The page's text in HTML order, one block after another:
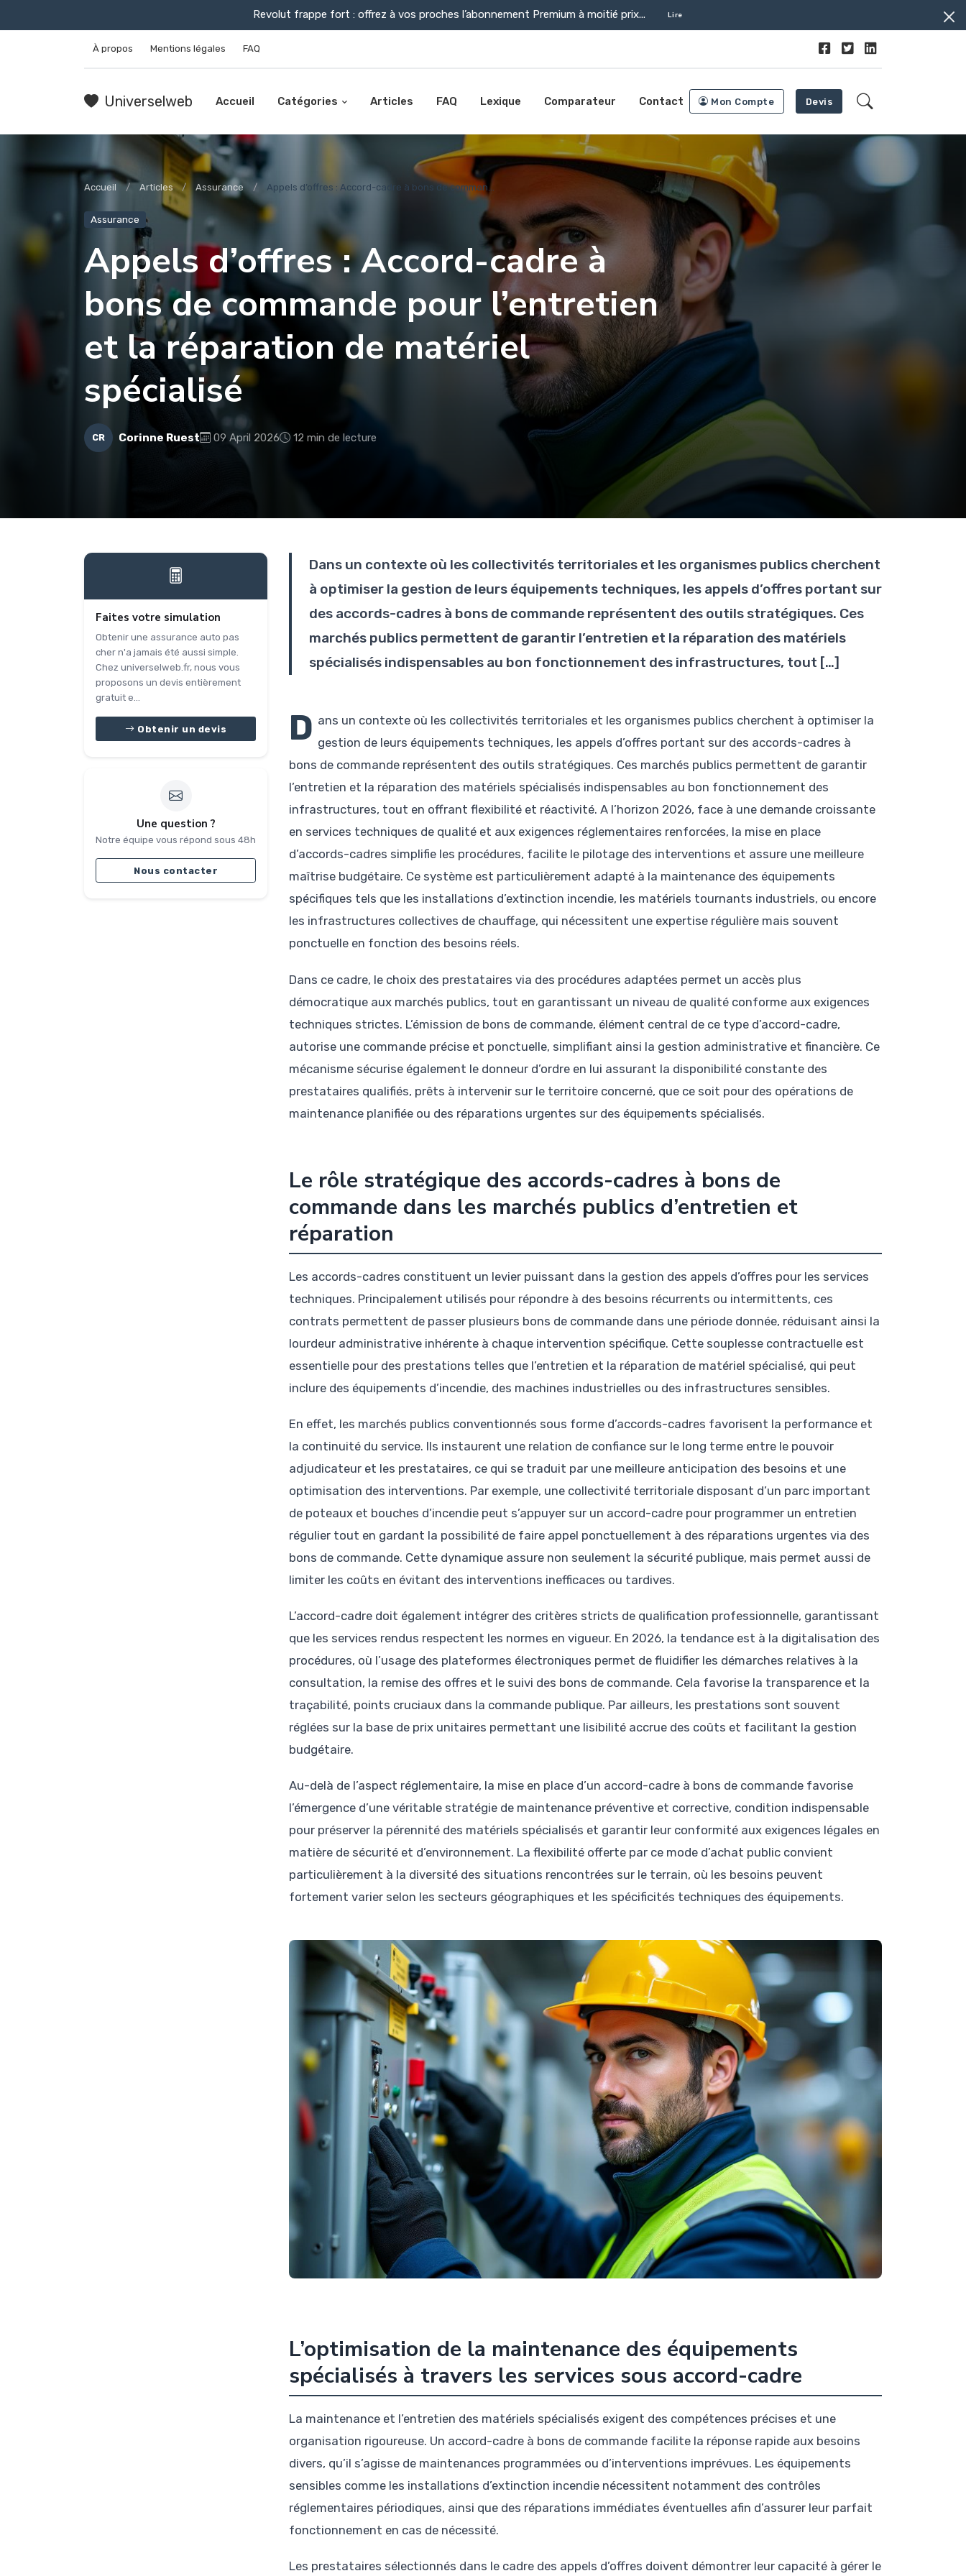
Revolut frappe fort : offrez à vos proches l’abonnement Premium à moitié prix... Lire
À propos Mentions légales FAQ
Universelweb Accueil Catégories Articles FAQ Lexique Comparateur Contact Mon Compte Devis
Accueil Articles Assurance Appels d’offres : Accord-cadre à bons de comman...
Assurance
Appels d’offres : Accord-cadre à
bons de commande pour l’entretien
et la réparation de matériel
spécialisé
CR Corinne Ruest 09 April 2026 12 min de lecture
Faites votre simulation
Obtenir une assurance auto pas
cher n'a jamais été aussi simple.
Chez universelweb.fr, nous vous
proposons un devis entièrement
gratuit e...
Obtenir un devis
Une question ?
Notre équipe vous répond sous 48h
Nous contacter
Dans un contexte où les collectivités territoriales et les organismes publics cherchent
à optimiser la gestion de leurs équipements techniques, les appels d’offres portant sur
des accords-cadres à bons de commande représentent des outils stratégiques. Ces
marchés publics permettent de garantir l’entretien et la réparation des matériels
spécialisés indispensables au bon fonctionnement des infrastructures, tout […]
D ans un contexte où les collectivités territoriales et les organismes publics cherchent à optimiser la
gestion de leurs équipements techniques, les appels d’offres portant sur des accords-cadres à
bons de commande représentent des outils stratégiques. Ces marchés publics permettent de garantir
l’entretien et la réparation des matériels spécialisés indispensables au bon fonctionnement des
infrastructures, tout en offrant flexibilité et réactivité. A l’horizon 2026, face à une demande croissante
en services techniques de qualité et aux exigences réglementaires renforcées, la mise en place
d’accords-cadres simplifie les procédures, facilite le pilotage des interventions et assure une meilleure
maîtrise budgétaire. Ce système est particulièrement adapté à la maintenance des équipements
spécifiques tels que les installations d’extinction incendie, les matériels tournants industriels, ou encore
les infrastructures collectives de chauffage, qui nécessitent une expertise régulière mais souvent
ponctuelle en fonction des besoins réels.
Dans ce cadre, le choix des prestataires via des procédures adaptées permet un accès plus
démocratique aux marchés publics, tout en garantissant un niveau de qualité conforme aux exigences
techniques strictes. L’émission de bons de commande, élément central de ce type d’accord-cadre,
autorise une commande précise et ponctuelle, simplifiant ainsi la gestion administrative et financière. Ce
mécanisme sécurise également le donneur d’ordre en lui assurant la disponibilité constante des
prestataires qualifiés, prêts à intervenir sur le territoire concerné, que ce soit pour des opérations de
maintenance planifiée ou des réparations urgentes sur des équipements spécialisés.
Le rôle stratégique des accords-cadres à bons de
commande dans les marchés publics d’entretien et
réparation
Les accords-cadres constituent un levier puissant dans la gestion des appels d’offres pour les services
techniques. Principalement utilisés pour répondre à des besoins récurrents ou intermittents, ces
contrats permettent de passer plusieurs bons de commande dans une période donnée, réduisant ainsi la
lourdeur administrative inhérente à chaque intervention spécifique. Cette souplesse contractuelle est
essentielle pour des prestations telles que l’entretien et la réparation de matériel spécialisé, qui peut
inclure des équipements d’incendie, des machines industrielles ou des infrastructures sensibles.
En effet, les marchés publics conventionnés sous forme d’accords-cadres favorisent la performance et
la continuité du service. Ils instaurent une relation de confiance sur le long terme entre le pouvoir
adjudicateur et les prestataires, ce qui se traduit par une meilleure anticipation des besoins et une
optimisation des interventions. Par exemple, une collectivité territoriale disposant d’un parc important
de poteaux et bouches d’incendie peut s’appuyer sur un accord-cadre pour programmer un entretien
régulier tout en gardant la possibilité de faire appel ponctuellement à des réparations urgentes via des
bons de commande. Cette dynamique assure non seulement la sécurité publique, mais permet aussi de
limiter les coûts en évitant des interventions inefficaces ou tardives.
L’accord-cadre doit également intégrer des critères stricts de qualification professionnelle, garantissant
que les services rendus respectent les normes en vigueur. En 2026, la tendance est à la digitalisation des
procédures, où l’usage des plateformes électroniques permet de fluidifier les démarches relatives à la
consultation, la remise des offres et le suivi des bons de commande. Cela favorise la transparence et la
traçabilité, points cruciaux dans la commande publique. Par ailleurs, les prestations sont souvent
réglées sur la base de prix unitaires permettant une lisibilité accrue des coûts et facilitant la gestion
budgétaire.
Au-delà de l’aspect réglementaire, la mise en place d’un accord-cadre à bons de commande favorise
l’émergence d’une véritable stratégie de maintenance préventive et corrective, condition indispensable
pour préserver la pérennité des matériels spécialisés et garantir leur conformité aux exigences légales en
matière de sécurité et d’environnement. La flexibilité offerte par ce mode d’achat public convient
particulièrement à la diversité des situations rencontrées sur le terrain, où les besoins peuvent
fortement varier selon les secteurs géographiques et les spécificités techniques des équipements.
L’optimisation de la maintenance des équipements
spécialisés à travers les services sous accord-cadre
La maintenance et l’entretien des matériels spécialisés exigent des compétences précises et une
organisation rigoureuse. Un accord-cadre à bons de commande facilite la réponse rapide aux besoins
divers, qu’il s’agisse de maintenances programmées ou d’interventions imprévues. Les équipements
sensibles comme les installations d’extinction incendie nécessitent notamment des contrôles
réglementaires périodiques, ainsi que des réparations immédiates éventuelles afin d’assurer leur parfait
fonctionnement en cas de nécessité.
Les prestataires sélectionnés dans le cadre des appels d’offres doivent démontrer leur capacité à gérer le